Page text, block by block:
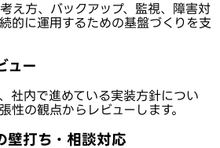
え方、バックアップ、監視、障害対
的に運用するための基盤づくりを支
ュー
社内で進めている実装方針につい
性の観点からレビューします。
壁打ち・相談対応